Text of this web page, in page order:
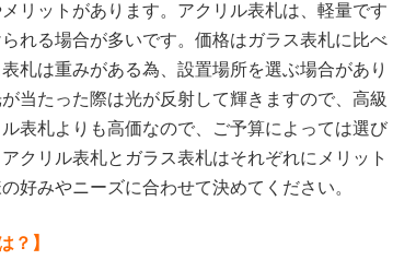
リットがあります。アクリル表札は、軽量です
れる場合が多いです。価格はガラス表札に比べ
札は重みがある為、設置場所を選ぶ場合があり
当たった際は光が反射して輝きますので、高級
表札よりも高価なので、ご予算によっては選び
クリル表札とガラス表札はそれぞれにメリット
好みやニーズに合わせて決めてください。
？】